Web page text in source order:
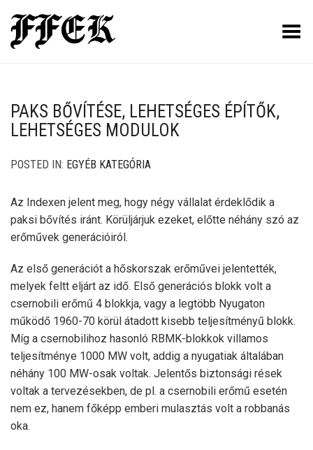
Toggle Menu
PAKS BŐVÍTÉSE, LEHETSÉGES ÉPÍTŐK,
LEHETSÉGES MODULOK
POSTED IN: EGYÉB KATEGÓRIA
Az Indexen jelent meg, hogy négy vállalat érdeklődik a
paksi bővítés iránt. Körüljárjuk ezeket, előtte néhány szó az
erőművek generációiról.
Az első generációt a hőskorszak erőművei jelentették,
melyek feltt eljárt az idő. Első generációs blokk volt a
csernobili erőmű 4 blokkja, vagy a legtöbb Nyugaton
működő 1960-70 körül átadott kisebb teljesítményű blokk.
Míg a csernobilihoz hasonló RBMK-blokkok villamos
teljesítménye 1000 MW volt, addig a nyugatiak általában
néhány 100 MW-osak voltak. Jelentős biztonsági rések
voltak a tervezésekben, de pl. a csernobili erőmű esetén
nem ez, hanem főképp emberi mulasztás volt a robbanás
oka.